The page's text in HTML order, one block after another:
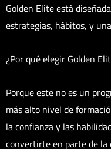
Golden Elite está
estrategias, hábitos, y
¿Por qué elegir Golden
Porque este no es un
más alto nivel de
la confianza y las
convertirte en parte de